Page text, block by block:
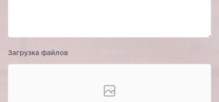
Загрузка файлов